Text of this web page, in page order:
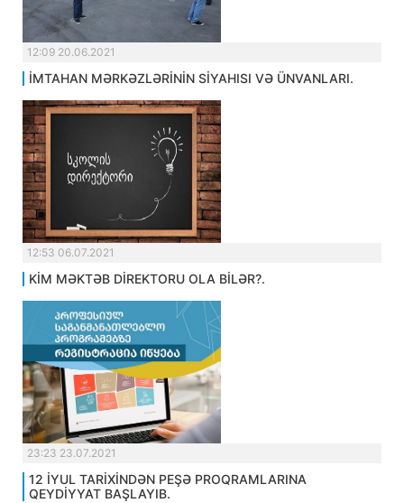
12:09 20.06.2021
İMTAHAN MƏRKƏZLƏRİNİN SİYAHISI VƏ ÜNVANLARI.
12:53 06.07.2021
KİM MƏKTƏB DİREKTORU OLA BİLƏR?.
23:23 23.07.2021
12 İYUL TARİXİNDƏN PEŞƏ PROQRAMLARINA
QEYDİYYAT BAŞLAYIB.